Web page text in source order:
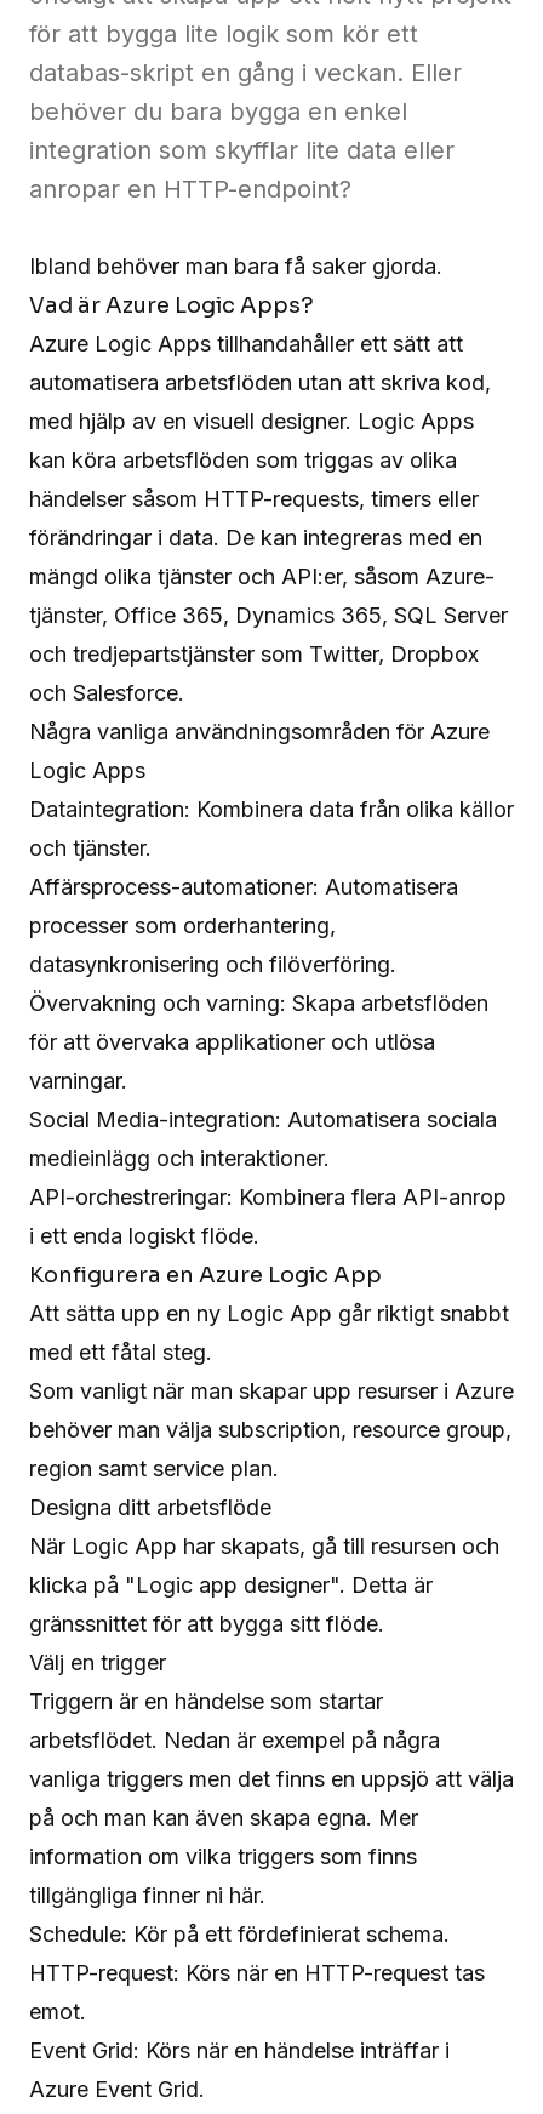
Contact
Contact
för att bygga lite logik som kör ett
databas-skript en gång i veckan. Eller
behöver du bara bygga en enkel
integration som skyfflar lite data eller
anropar en HTTP-endpoint?
Ibland behöver man bara få saker gjorda.
Vad är Azure Logic Apps?
Azure Logic Apps tillhandahåller ett sätt att
automatisera arbetsflöden utan att skriva kod,
med hjälp av en visuell designer. Logic Apps
kan köra arbetsflöden som triggas av olika
händelser såsom HTTP-requests, timers eller
förändringar i data. De kan integreras med en
mängd olika tjänster och API:er, såsom Azure-
tjänster, Office 365, Dynamics 365, SQL Server
och tredjepartstjänster som Twitter, Dropbox
och Salesforce.
Några vanliga användningsområden för Azure
Logic Apps
Dataintegration: Kombinera data från olika källor
och tjänster.
Affärsprocess-automationer: Automatisera
processer som orderhantering,
datasynkronisering och filöverföring.
Övervakning och varning: Skapa arbetsflöden
för att övervaka applikationer och utlösa
varningar.
Social Media-integration: Automatisera sociala
medieinlägg och interaktioner.
API-orchestreringar: Kombinera flera API-anrop
i ett enda logiskt flöde.
Konfigurera en Azure Logic App
Att sätta upp en ny Logic App går riktigt snabbt
med ett fåtal steg.
Som vanligt när man skapar upp resurser i Azure
behöver man välja subscription, resource group,
region samt service plan.
Designa ditt arbetsflöde
När Logic App har skapats, gå till resursen och
klicka på "Logic app designer". Detta är
gränssnittet för att bygga sitt flöde.
Välj en trigger
Triggern är en händelse som startar
arbetsflödet. Nedan är exempel på några
vanliga triggers men det finns en uppsjö att välja
på och man kan även skapa egna. Mer
information om vilka triggers som finns
tillgängliga finner ni här.
Schedule: Kör på ett fördefinierat schema.
HTTP-request: Körs när en HTTP-request tas
emot.
Event Grid: Körs när en händelse inträffar i
Azure Event Grid.